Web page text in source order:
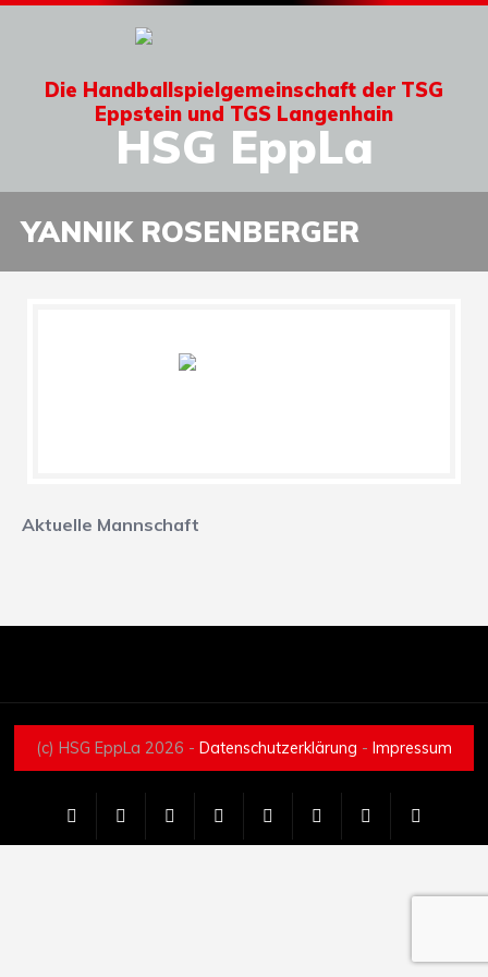
Die Handballspielgemeinschaft der TSG
Eppstein und TGS Langenhain
HSG EppLa
YANNIK ROSENBERGER
Aktuelle Mannschaft
(c) HSG EppLa 2026 - Datenschutzerklärung - Impressum